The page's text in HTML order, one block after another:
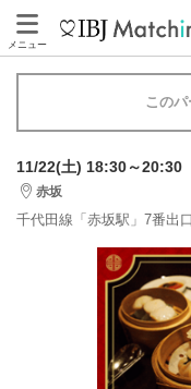
メニュー
この
11/22(土) 18:30～20:30
赤坂
千代田線「赤坂駅」7番出